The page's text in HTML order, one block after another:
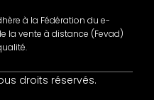
à la Fédération du e-
la vente à distance (Fevad)
droits réservés.